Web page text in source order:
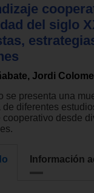
del siglo
Jordi
se presenta una
de diferentes
cooperativo desde
Información